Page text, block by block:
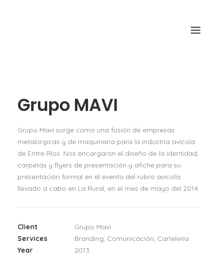
HOME
QUÉ HACEMOS
CÓMO LO HACEMOS
CONTACTO
Grupo MAVI
Grupo Mavi surge como una fusión de empresas
metalúrgicas y de maquinaria para la industria avícola
de Entre Ríos. Nos encargaron el diseño de la identidad,
carpetas y flyers de presentación y afiche para su
presentación formal en el evento del rubro avícola,
llevado a cabo en La Rural, en el mes de mayo del 2014.
Client
Grupo Mavi
Services
Branding, Comunicación, Cartelería
Year
2013